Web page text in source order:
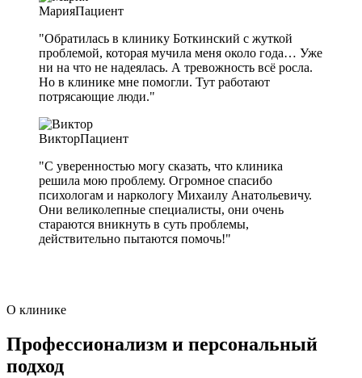
МарияПациент
"Обратилась в клинику Боткинский с жуткой
проблемой, которая мучила меня около года… Уже
ни на что не надеялась. А тревожность всё росла.
Но в клинике мне помогли. Тут работают
потрясающие люди."
ВикторПациент
"С уверенностью могу сказать, что клиника
решила мою проблему. Огромное спасибо
психологам и наркологу Михаилу Анатольевичу.
Они великолепные специалисты, они очень
стараются вникнуть в суть проблемы,
действительно пытаются помочь!"
О клинике
Профессионализм и персональный
подход